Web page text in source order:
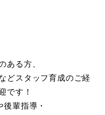
ある方、
どスタッフ育成のご経
です！
輩指導・